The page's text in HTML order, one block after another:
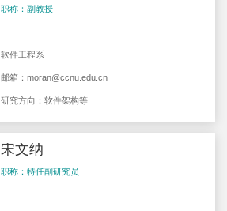
职称：副教授
软件工程系
邮箱：moran@ccnu.edu.cn
研究方向：软件架构等
宋文纳
职称：特任副研究员